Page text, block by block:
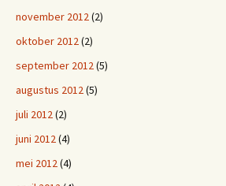
november 2012(2)
oktober 2012(2)
september 2012(5)
augustus 2012(5)
juli 2012(2)
juni 2012(4)
mei 2012(4)